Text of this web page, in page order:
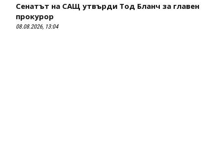
Сенатът на САЩ утвърди Тод Бланч за главен
прокурор
08.08.2026, 13:04